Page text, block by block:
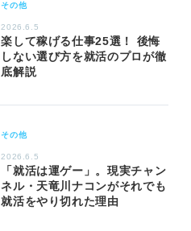
その他
2026.6.5
楽して稼げる仕事25選！ 後悔
しない選び方を就活のプロが徹
底解説
その他
2026.6.5
「就活は運ゲー」。現実チャン
ネル・天竜川ナコンがそれでも
就活をやり切れた理由